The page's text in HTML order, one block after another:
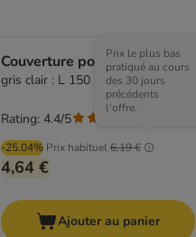
Couverture polaire Pawty
gris clair : L 150 x l 100 cm
-25.04% Prix habituel6,19 €
Prix le plus bas
pratiqué au cours
des 30 jours
précédents
l'offre.
4,64 €
Rating: 4.4/5
Ajouter au panier